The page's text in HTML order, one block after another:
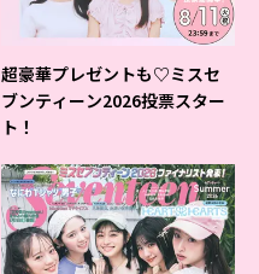
超豪華プレゼントも♡ミスセ
ブンティーン2026投票スター
ト！